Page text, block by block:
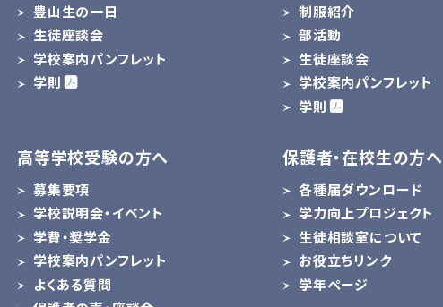
豊山生の一日
生徒座談会
学校案内パンフレット
学則
制服紹介
部活動
生徒座談会
学校案内パンフレット
学則
高等学校受験の方へ
募集要項
学校説明会・イベント
学費・奨学金
学校案内パンフレット
よくある質問
保護者・在校生の方へ
各種届ダウンロード
学力向上プロジェクト
生徒相談室について
お役立ちリンク
学年ページ